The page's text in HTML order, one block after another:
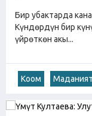
Бир убактарда
Күндөрдүн бир
үйрөткөн акы...
Коом Маданият